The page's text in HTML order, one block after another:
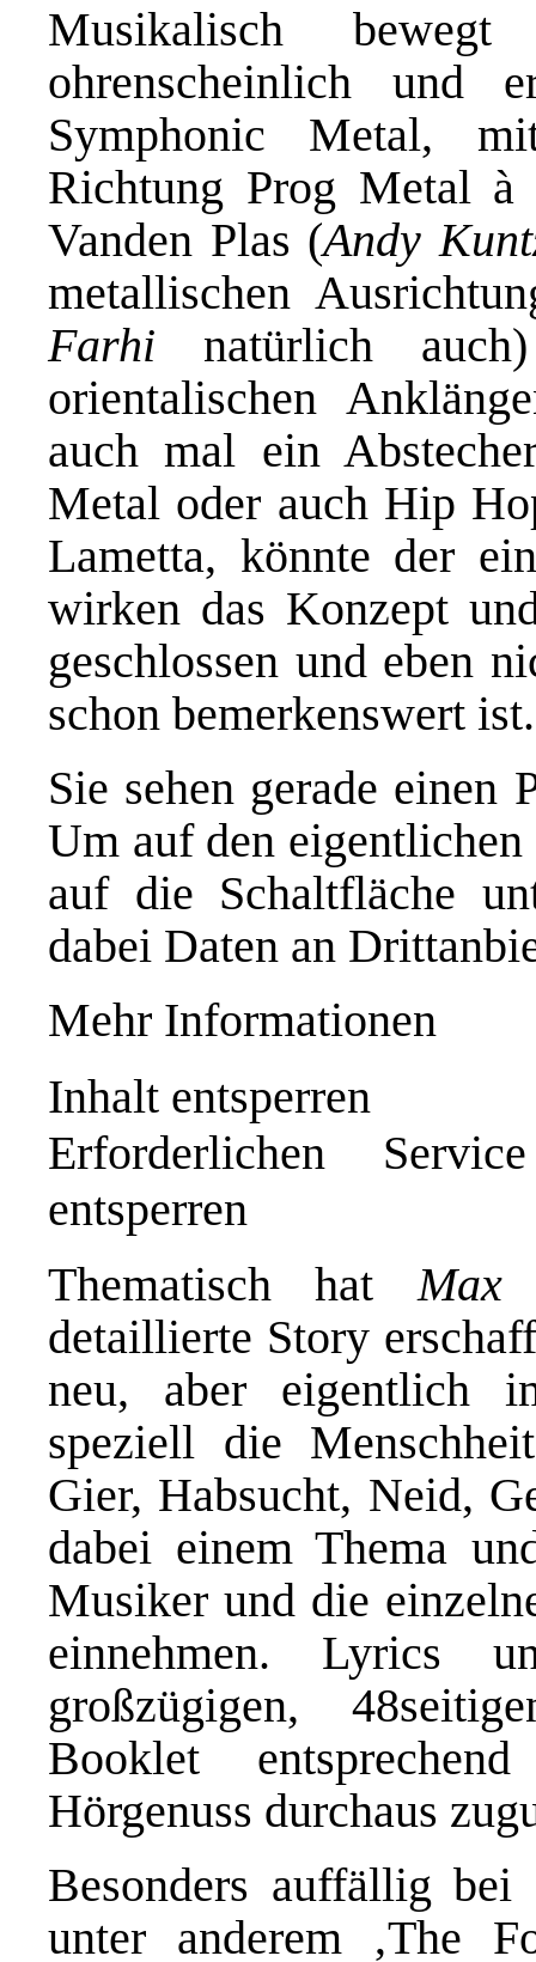
Musikalisch
ohrenscheinlich und
Symphonic Metal,
Richtung Prog Metal
Vanden Plas (Andy
metallischen
Farhi natürlich
orientalischen
auch mal ein
Metal oder auch Hip
Lametta, könnte der
wirken das Konzept
geschlossen und eben
schon bemerkenswert ist.
Sie sehen gerade
Um auf den
auf die Schaltfläche
dabei Daten an
Mehr Informationen
Inhalt entsperren
Erforderlichen
entsperren
Thematisch hat Max
detaillierte Story
neu, aber eigentlich
speziell die
Gier, Habsucht, Neid,
dabei einem Thema
Musiker und die
einnehmen. Lyrics
großzügigen,
Booklet
Hörgenuss durchaus
Besonders auffällig bei
unter anderem ‚The